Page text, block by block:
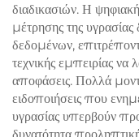
διαδικασιών. Η
μέτρησης της υγρασίας
δεδομένων,
τεχνικής εμπειρίας
αποφάσεις. Πολλά
ειδοποιήσεις που
υγρασίας υπερβούν